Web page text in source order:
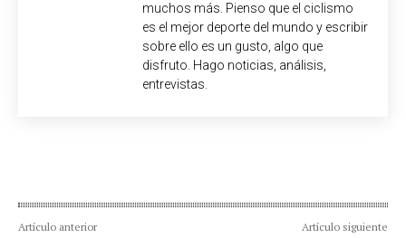
muchos más. Pienso que el ciclismo
es el mejor deporte del mundo y escribir
sobre ello es un gusto, algo que
disfruto. Hago noticias, análisis,
entrevistas.
Artículo anterior Artículo siguiente